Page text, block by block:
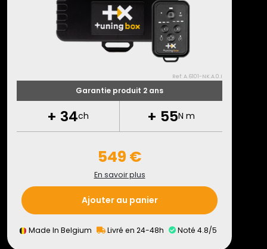
Ref: A.6101-NK.A.0.I
Garantie produit 2 ans
+ 34ch + 55N m
549 €
En savoir plus
Ajouter au panier
Made In Belgium Livré en 24-48h Noté 4.8/5